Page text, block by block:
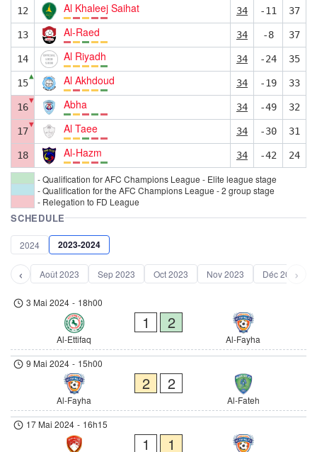
12 Al Khaleej Saihat 34 -11 37
13 Al-Raed 34 -8 37
14 Al Riyadh 34 -24 35
15
▲ Al Akhdoud 34 -19 33
16
▼ Abha 34 -49 32
17
▼ Al Taee 34 -30 31
18 Al-Hazm 34 -42 24
- Qualification for AFC Champions League - Elite league stage
- Qualification for the AFC Champions League - 2 group stage
- Relegation to FD League
SCHEDULE
2024 2023-2024
‹ Août 2023 Sep 2023 Oct 2023 Nov 2023 Déc 2023›
3 Mai 2024 - 18h00
Al-Ettifaq
1 2
Al-Fayha
9 Mai 2024 - 15h00
Al-Fayha
2 2
Al-Fateh
17 Mai 2024 - 16h15
1 1